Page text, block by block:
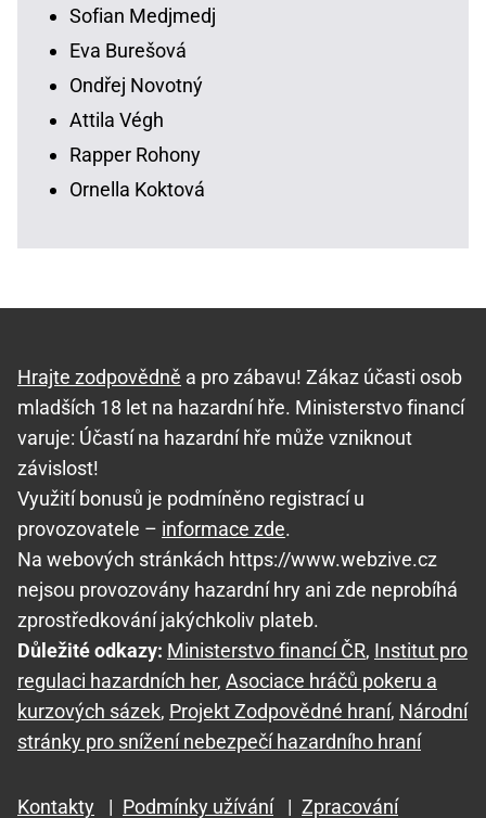
Sofian Medjmedj
Eva Burešová
Ondřej Novotný
Attila Végh
Rapper Rohony
Ornella Koktová
Hrajte zodpovědně a pro zábavu! Zákaz účasti osob
mladších 18 let na hazardní hře. Ministerstvo financí
varuje: Účastí na hazardní hře může vzniknout
závislost!
Využití bonusů je podmíněno registrací u
provozovatele – informace zde.
Na webových stránkách https://www.webzive.cz
nejsou provozovány hazardní hry ani zde neprobíhá
zprostředkování jakýchkoliv plateb.
Důležité odkazy: Ministerstvo financí ČR, Institut pro
regulaci hazardních her, Asociace hráčů pokeru a
kurzových sázek, Projekt Zodpovědné hraní, Národní
stránky pro snížení nebezpečí hazardního hraní
Kontakty | Podmínky užívání | Zpracování